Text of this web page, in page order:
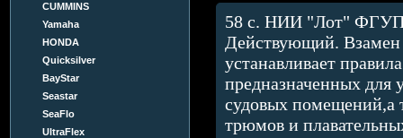
58 с. НИИ "Лот"
Действующий. Взамен
устанавливает
предназначенных для
судовых помещений,а
трюмов и
CUMMINS
Yamaha
HONDA
Quicksilver
BayStar
Seastar
SeaFlo
UltraFlex